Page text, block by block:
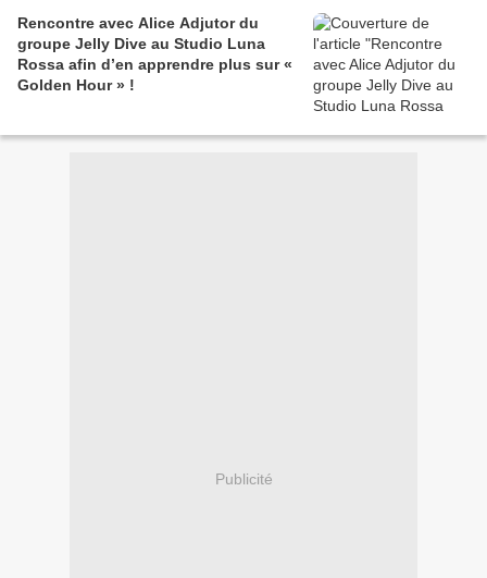
Rencontre avec Alice Adjutor du
groupe Jelly Dive au Studio Luna
Rossa afin d’en apprendre plus sur «
Golden Hour » !
Publicité